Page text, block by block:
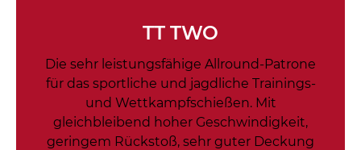
TT TWO
Die sehr leistungsfähige Allround-Patrone
für das sportliche und jagdliche Trainings-
und Wettkampfschießen. Mit
gleichbleibend hoher Geschwindigkeit,
geringem Rückstoß, sehr guter Deckung